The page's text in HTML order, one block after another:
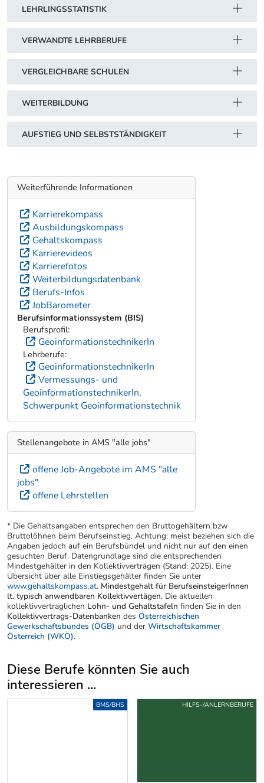
LEHRLINGSSTATISTIK
VERWANDTE LEHRBERUFE
VERGLEICHBARE SCHULEN
WEITERBILDUNG
AUFSTIEG UND SELBSTSTÄNDIGKEIT
Weiterführende Informationen
Karrierekompass
Ausbildungskompass
Gehaltskompass
Karrierevideos
Karrierefotos
Weiterbildungsdatenbank
Berufs-Infos
JobBarometer
Berufsinformationssystem (BIS)
Berufsprofil:
GeoinformationstechnikerIn
Lehrberufe:
GeoinformationstechnikerIn
Vermessungs- und
GeoinformationstechnikerIn,
Schwerpunkt Geoinformationstechnik
Stellenangebote in AMS "alle jobs"
offene Job-Angebote im AMS "alle
jobs"
offene Lehrstellen
* Die Gehaltsangaben entsprechen den Bruttogehältern bzw
Bruttolöhnen beim Berufseinstieg. Achtung: meist beziehen sich die
Angaben jedoch auf ein Berufsbündel und nicht nur auf den einen
gesuchten Beruf. Datengrundlage sind die entsprechenden
Mindestgehälter in den Kollektivverträgen (Stand: 2025). Eine
Übersicht über alle Einstiegsgehälter finden Sie unter
www.gehaltskompass.at. Mindestgehalt für BerufseinsteigerInnen
lt. typisch anwendbaren Kollektivvertägen. Die aktuellen
kollektivvertraglichen Lohn- und Gehaltstafeln finden Sie in den
Kollektivvertrags-Datenbanken des Österreichischen
Gewerkschaftsbundes (ÖGB) und der Wirtschaftskammer
Österreich (WKÖ).
Diese Berufe könnten Sie auch
interessieren ...
Uber weitere Berufsvorschläge
BMS/BHS HILFS-/ANLERNBERUFE